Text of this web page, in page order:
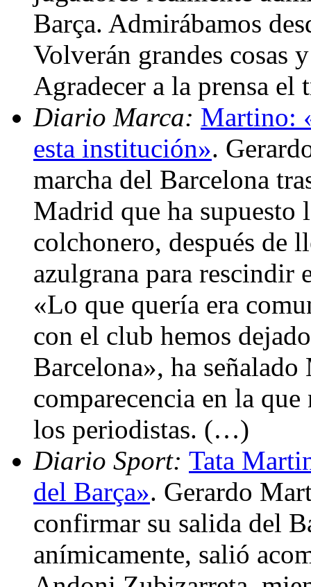
Barça. Admirábamos
Volverán grandes cosas
Agradecer a la prensa
Diario Marca: Martino:
esta institución».
marcha del Barcelona
Madrid que ha supuesto
colchonero, después de
azulgrana para rescindir
«Lo que quería era
con el club hemos
Barcelona», ha
comparecencia en la
los periodistas. (…)
Diario Sport: Tata
del Barça». Gerardo
confirmar su salida del
anímicamente, salió